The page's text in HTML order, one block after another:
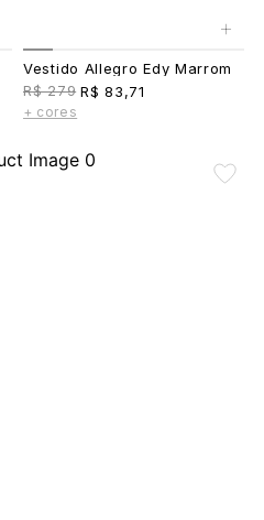
+
Vestido Allegro Edy Marrom
R$ 279 R$ 83,71
+ cores